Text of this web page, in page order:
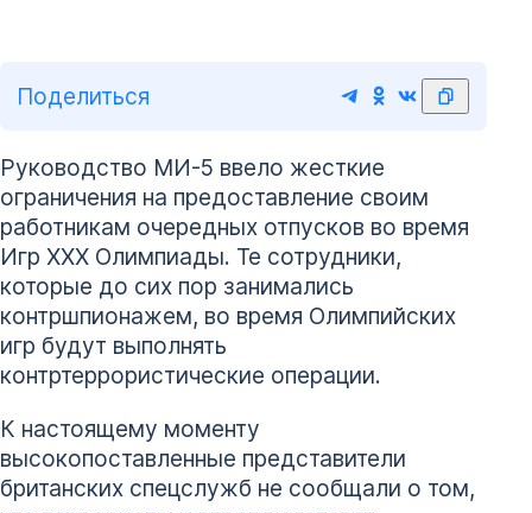
Поделиться
Руководство МИ-5 ввело жесткие
ограничения на предоставление своим
работникам очередных отпусков во время
Игр XXX Олимпиады. Те сотрудники,
которые до сих пор занимались
контршпионажем, во время Олимпийских
игр будут выполнять
контртеррористические операции.
К настоящему моменту
высокопоставленные представители
британских спецслужб не сообщали о том,